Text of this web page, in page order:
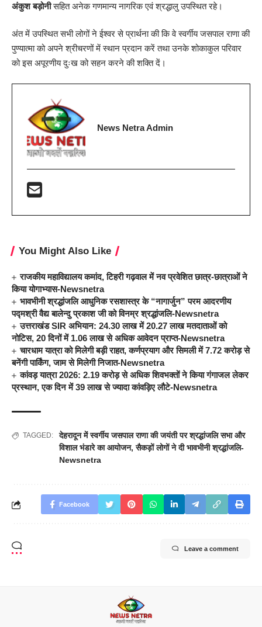
अंकुश बड़ोनीसहित अनेक गणमान्य नागरिक एवं श्रद्धालु उपस्थित रहे।
अंत में उपस्थित सभी लोगों ने ईश्वर से प्रार्थना की कि वे स्वर्गीय जसपाल राणा की
पुण्यात्मा को अपने श्रीचरणों में स्थान प्रदान करें तथा उनके शोकाकुल परिवार
को इस अपूरणीय दुःख को सहन करने की शक्ति दें।
News Netra Admin
You Might Also Like
राजकीय महाविद्यालय कमांद, टिहरी गढ़वाल में नव प्रवेशित छात्र-छात्राओं ने
किया योगाभ्यास-Newsnetra
भावभीनी श्रद्धांजलि आधुनिक रसशास्त्र के “नागार्जुन” परम आदरणीय
पद्मश्री वैद्य बालेन्दु प्रकाश जी को विनम्र श्रद्धांजलि-Newsnetra
उत्तराखंड SIR अभियान: 24.30 लाख में 20.27 लाख मतदाताओं को
नोटिस, 20 दिनों में 1.06 लाख से अधिक आवेदन प्राप्त-Newsnetra
चारधाम यात्रा को मिलेगी बड़ी राहत, कर्णप्रयाग और सिमली में 7.72 करोड़ से
बनेंगी पार्किंग, जाम से मिलेगी निजात-Newsnetra
कांवड़ यात्रा 2026: 2.19 करोड़ से अधिक शिवभक्तों ने किया गंगाजल लेकर
प्रस्थान, एक दिन में 39 लाख से ज्यादा कांवड़िए लौटे-Newsnetra
TAGGED:
देहरादून में स्वर्गीय जसपाल राणा की जयंती पर श्रद्धांजलि सभा और
विशाल भंडारे का आयोजन,सैकड़ों लोगों ने दी भावभीनी श्रद्धांजलि-
Newsnetra
Facebook
Leave a comment